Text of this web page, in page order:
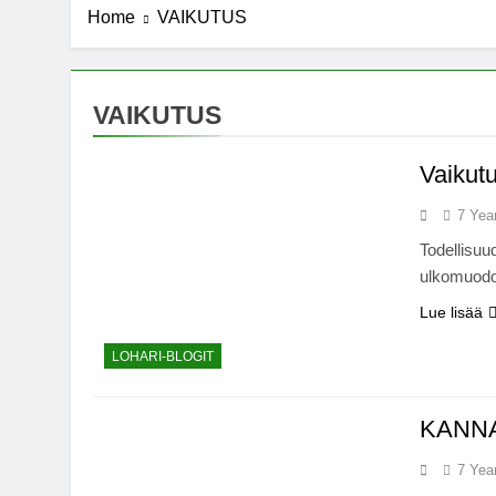
Michael J.
Meksiko
Home VAIKUTUS
VAIKUTUS
LOHARI-BLOGIT
7
Lue lisää
7